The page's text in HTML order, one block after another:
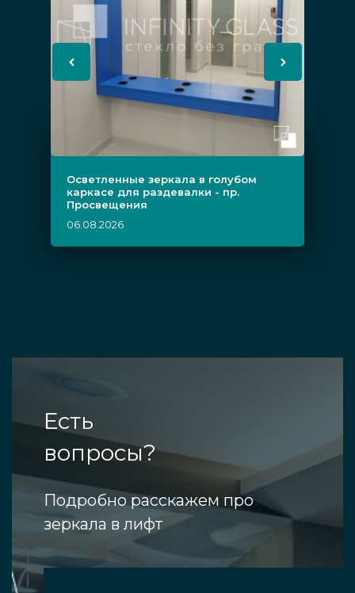
Осветленные зеркала в голубом
каркасе для раздевалки - пр.
Просвещения
06.08.2026
Есть
вопросы?
Подробно расскажем про
зеркала в лифт